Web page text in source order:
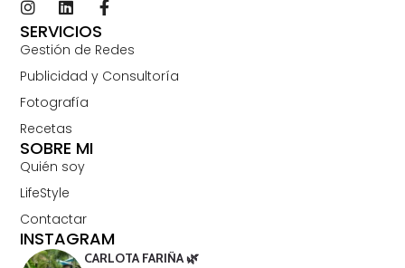
SOBRE MI
Quién soy
LifeStyle
Contactar
SERVICIOS
Gestión de Redes
Publicidad y Consultoría
Fotografía
Recetas
INSTAGRAM
CARLOTA FARIÑA 🌿